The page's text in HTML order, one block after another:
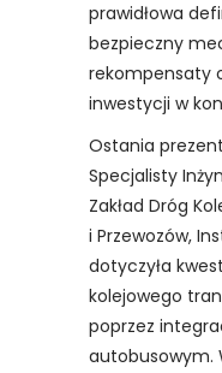
prawidłowa
bezpieczny
rekompensaty
inwestycji w
Ostania
Specjalisty
Zakład Dróg
i Przewozów,
dotyczyła
kolejowego
poprzez
autobusowym.